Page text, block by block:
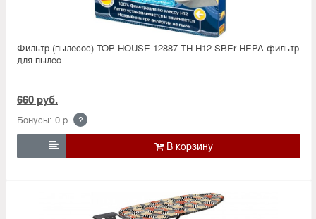
Фильтр (пылесос) TOP HOUSE 12887 TH H12 SBEr HEPA-фильтр
для пылес
660 руб.
Бонусы: 0 р. ?
